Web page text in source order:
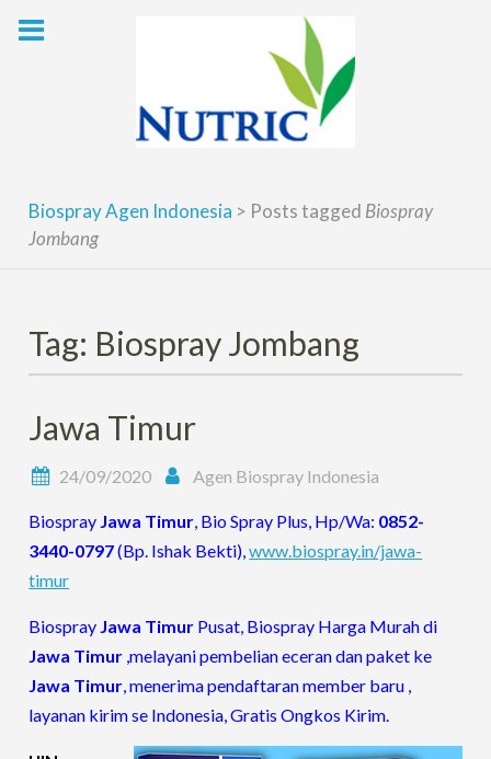
Biospray Agen Indonesia > Posts tagged Biospray
Jombang
Tag: Biospray Jombang
Jawa Timur
24/09/2020 Agen Biospray Indonesia
Biospray Jawa Timur, Bio Spray Plus, Hp/Wa: 0852-
3440-0797(Bp. Ishak Bekti),www.biospray.in/jawa-
timur
Biospray Jawa Timur Pusat, Biospray Harga Murah di
Jawa Timur ,melayani pembelian eceran dan paket ke
Jawa Timur, menerima pendaftaran member baru ,
layanan kirim se Indonesia, Gratis Ongkos Kirim.